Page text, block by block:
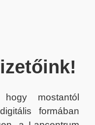
hogy mostantól
formában